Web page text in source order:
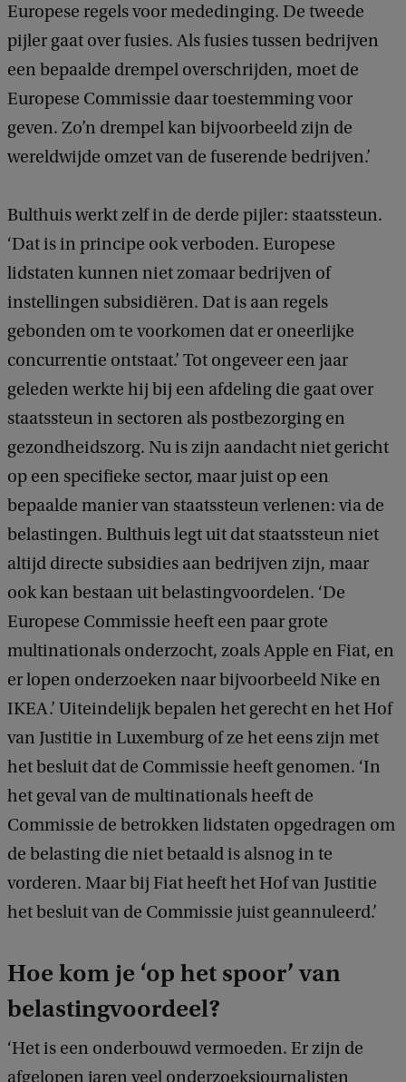
Europese regels voor mededinging. De tweede
pijler gaat over fusies. Als fusies tussen bedrijven
een bepaalde drempel overschrijden, moet de
Europese Commissie daar toestemming voor
geven. Zo’n drempel kan bijvoorbeeld zijn de
wereldwijde omzet van de fuserende bedrijven.’
Bulthuis werkt zelf in de derde pijler: staatssteun.
‘Dat is in principe ook verboden. Europese
lidstaten kunnen niet zomaar bedrijven of
instellingen subsidiëren. Dat is aan regels
gebonden om te voorkomen dat er oneerlijke
concurrentie ontstaat.’ Tot ongeveer een jaar
geleden werkte hij bij een afdeling die gaat over
staatssteun in sectoren als postbezorging en
gezondheidszorg. Nu is zijn aandacht niet gericht
op een specifieke sector, maar juist op een
bepaalde manier van staatssteun verlenen: via de
belastingen. Bulthuis legt uit dat staatssteun niet
altijd directe subsidies aan bedrijven zijn, maar
ook kan bestaan uit belastingvoordelen. ‘De
Europese Commissie heeft een paar grote
multinationals onderzocht, zoals Apple en Fiat, en
er lopen onderzoeken naar bijvoorbeeld Nike en
IKEA.’ Uiteindelijk bepalen het gerecht en het Hof
van Justitie in Luxemburg of ze het eens zijn met
het besluit dat de Commissie heeft genomen. ‘In
het geval van de multinationals heeft de
Commissie de betrokken lidstaten opgedragen om
de belasting die niet betaald is alsnog in te
vorderen. Maar bij Fiat heeft het Hof van Justitie
het besluit van de Commissie juist geannuleerd.’
Hoe kom je ‘op het spoor’ van
belastingvoordeel?
‘Het is een onderbouwd vermoeden. Er zijn de
afgelopen jaren veel onderzoeksjournalisten